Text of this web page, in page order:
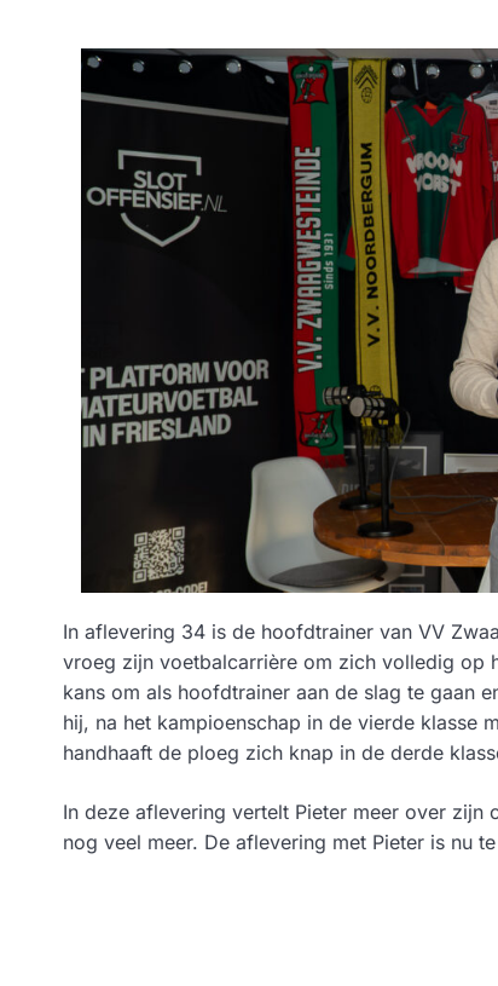
In aflevering 34 is de hoofdtrainer van VV
vroeg zijn voetbalcarrière om zich volledig op
kans om als hoofdtrainer aan de slag te gaan
hij, na het kampioenschap in de vierde klasse
handhaaft de ploeg zich knap in de derde
In deze aflevering vertelt Pieter meer over zijn
nog veel meer. De aflevering met Pieter is nu